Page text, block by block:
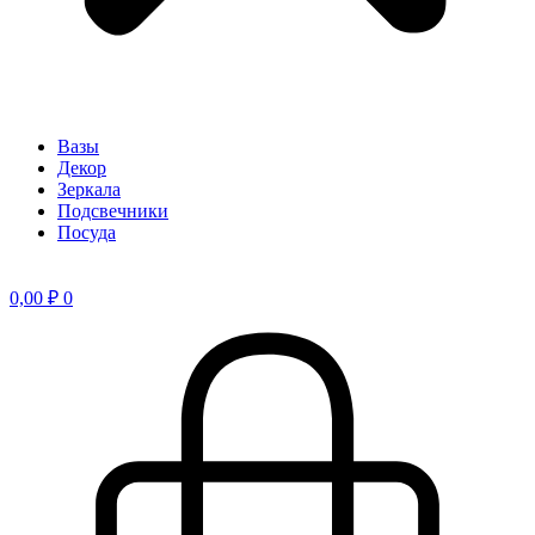
Вазы
Декор
Зеркала
Подсвечники
Посуда
0,00 ₽ 0